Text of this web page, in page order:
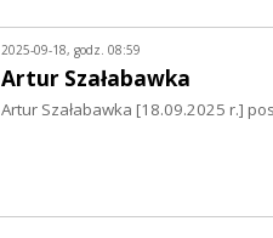
2025-09-18, godz. 08:59
Artur Szałabawka
Artur Szałabawka [18.09.2025 r.]